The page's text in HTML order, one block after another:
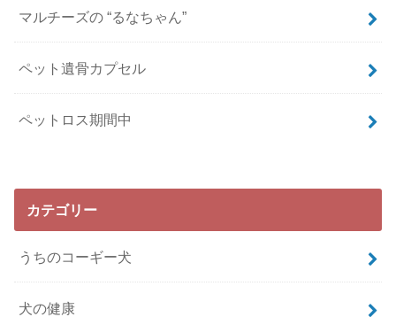
マルチーズの “るなちゃん”
ペット遺骨カプセル
ペットロス期間中
カテゴリー
うちのコーギー犬
犬の健康